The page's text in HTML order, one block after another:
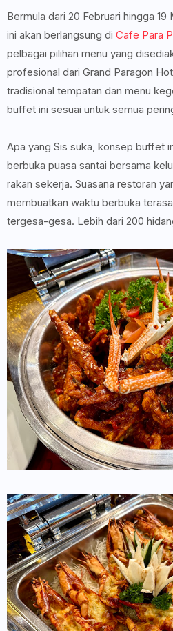
Bermula dari 20 Februari hingga
ini akan berlangsung di Cafe Para
pelbagai pilihan menu yang
profesional dari Grand Paragon
tradisional tempatan dan menu
buffet ini sesuai untuk semua
Apa yang Sis suka, konsep buffet
berbuka puasa santai bersama
rakan sekerja. Suasana restoran
membuatkan waktu berbuka
tergesa-gesa. Lebih dari 200